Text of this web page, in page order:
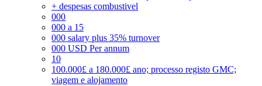
+ despesas combustivel
000
000 a 15
000 salary plus 35% turnover
000 USD Per annum
10
100.000£ a 180.000£ ano; processo registo GMC;
viagem e alojamento